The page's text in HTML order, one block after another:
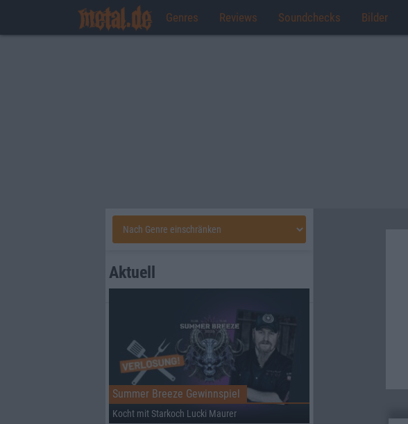
Genres Reviews Soundchecks Bilder
Aktuell
Summer Breeze Gewinnspiel
Kocht mit Starkoch Lucki Maurer